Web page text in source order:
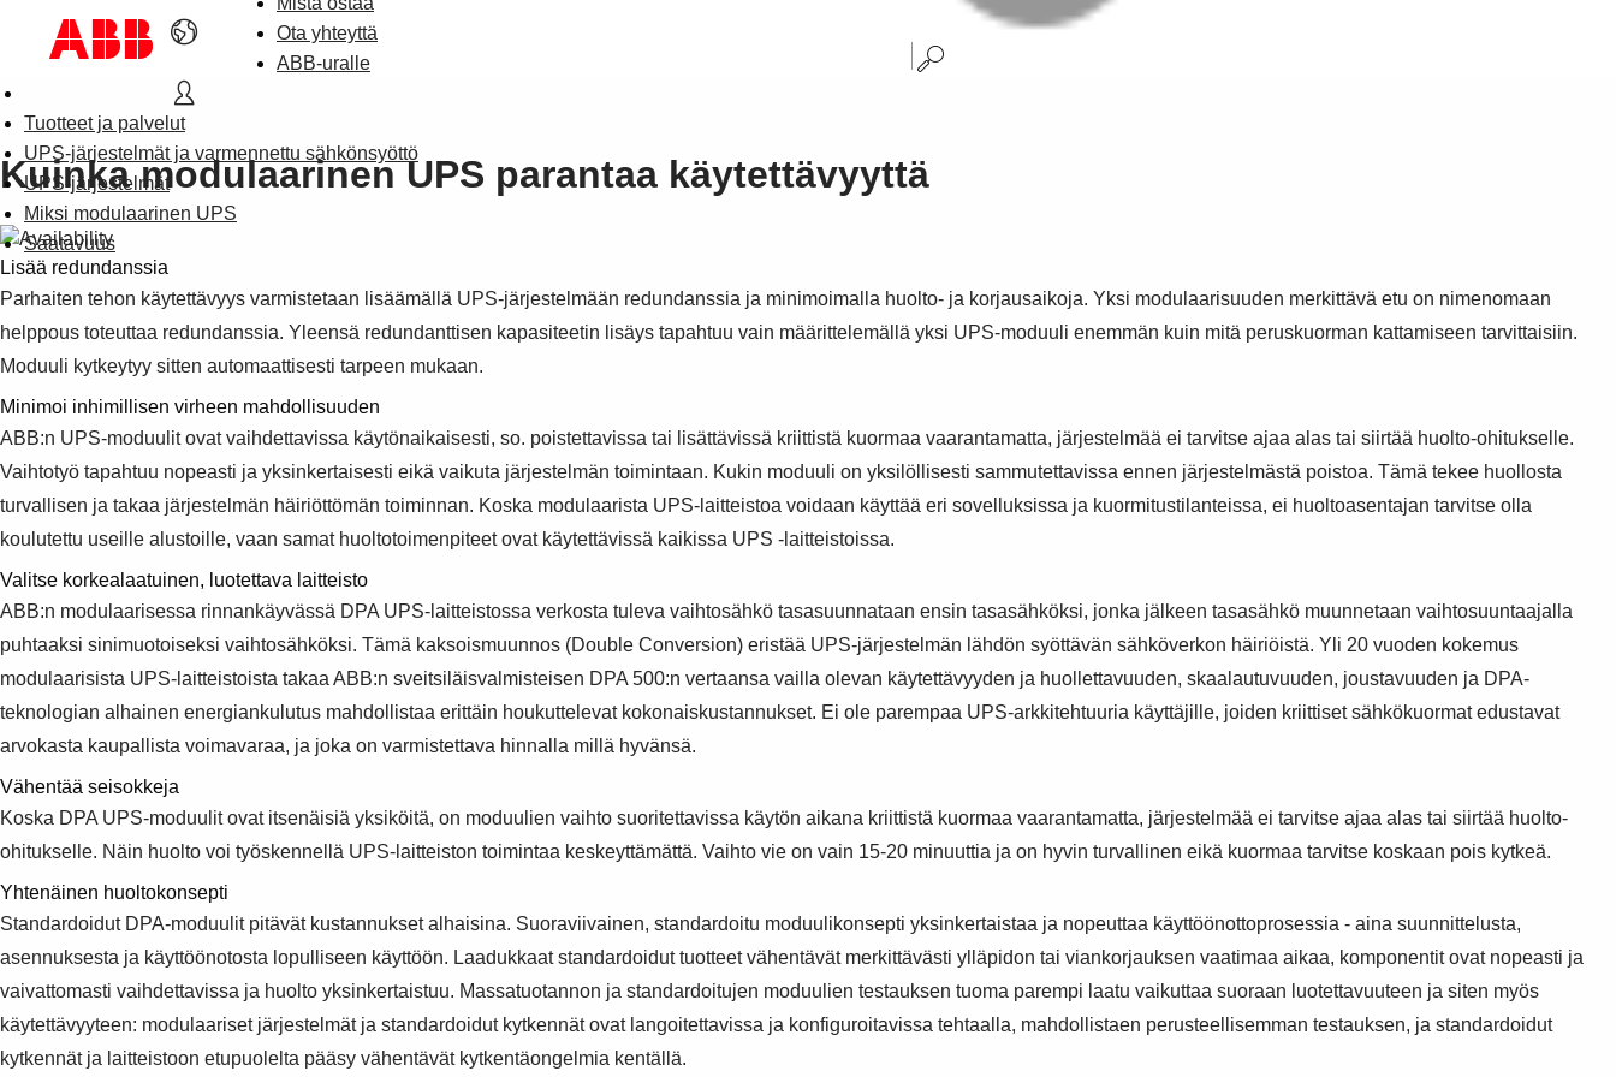
Ota yhteyttä
ABB-uralle
Tuotteet ja palvelut
UPS-järjestelmät ja varmennettu sähkönsyöttö
UPS-järjestelmät
Miksi modulaarinen UPS
Saatavuus
Kuinka modulaarinen UPS parantaa käytettävyyttä
Lisää redundanssia
Parhaiten tehon käytettävyys varmistetaan lisäämällä UPS-järjestelmään redundanssia ja minimoimalla huolto- ja korjausaikoja. Yksi modulaarisuuden merkittävä etu on nimenomaan
helppous toteuttaa redundanssia. Yleensä redundanttisen kapasiteetin lisäys tapahtuu vain määrittelemällä yksi UPS-moduuli enemmän kuin mitä peruskuorman kattamiseen tarvittaisiin.
Moduuli kytkeytyy sitten automaattisesti tarpeen mukaan.
Minimoi inhimillisen virheen mahdollisuuden
ABB:n UPS-moduulit ovat vaihdettavissa käytönaikaisesti, so. poistettavissa tai lisättävissä kriittistä kuormaa vaarantamatta, järjestelmää ei tarvitse ajaa alas tai siirtää huolto-ohitukselle.
Vaihtotyö tapahtuu nopeasti ja yksinkertaisesti eikä vaikuta järjestelmän toimintaan. Kukin moduuli on yksilöllisesti sammutettavissa ennen järjestelmästä poistoa. Tämä tekee huollosta
turvallisen ja takaa järjestelmän häiriöttömän toiminnan. Koska modulaarista UPS-laitteistoa voidaan käyttää eri sovelluksissa ja kuormitustilanteissa, ei huoltoasentajan tarvitse olla
koulutettu useille alustoille, vaan samat huoltotoimenpiteet ovat käytettävissä kaikissa UPS -laitteistoissa.
Valitse korkealaatuinen, luotettava laitteisto
ABB:n modulaarisessa rinnankäyvässä DPA UPS-laitteistossa verkosta tuleva vaihtosähkö tasasuunnataan ensin tasasähköksi, jonka jälkeen tasasähkö muunnetaan vaihtosuuntaajalla
puhtaaksi sinimuotoiseksi vaihtosähköksi. Tämä kaksoismuunnos (Double Conversion) eristää UPS-järjestelmän lähdön syöttävän sähköverkon häiriöistä. Yli 20 vuoden kokemus
modulaarisista UPS-laitteistoista takaa ABB:n sveitsiläisvalmisteisen DPA 500:n vertaansa vailla olevan käytettävyyden ja huollettavuuden, skaalautuvuuden, joustavuuden ja DPA-
teknologian alhainen energiankulutus mahdollistaa erittäin houkuttelevat kokonaiskustannukset. Ei ole parempaa UPS-arkkitehtuuria käyttäjille, joiden kriittiset sähkökuormat edustavat
arvokasta kaupallista voimavaraa, ja joka on varmistettava hinnalla millä hyvänsä.
Vähentää seisokkeja
Koska DPA UPS-moduulit ovat itsenäisiä yksiköitä, on moduulien vaihto suoritettavissa käytön aikana kriittistä kuormaa vaarantamatta, järjestelmää ei tarvitse ajaa alas tai siirtää huolto-
ohitukselle. Näin huolto voi työskennellä UPS-laitteiston toimintaa keskeyttämättä. Vaihto vie on vain 15-20 minuuttia ja on hyvin turvallinen eikä kuormaa tarvitse koskaan pois kytkeä.
Yhtenäinen huoltokonsepti
Standardoidut DPA-moduulit pitävät kustannukset alhaisina. Suoraviivainen, standardoitu moduulikonsepti yksinkertaistaa ja nopeuttaa käyttöönottoprosessia - aina suunnittelusta,
asennuksesta ja käyttöönotosta lopulliseen käyttöön. Laadukkaat standardoidut tuotteet vähentävät merkittävästi ylläpidon tai viankorjauksen vaatimaa aikaa, komponentit ovat nopeasti ja
vaivattomasti vaihdettavissa ja huolto yksinkertaistuu. Massatuotannon ja standardoitujen moduulien testauksen tuoma parempi laatu vaikuttaa suoraan luotettavuuteen ja siten myös
käytettävyyteen: modulaariset järjestelmät ja standardoidut kytkennät ovat langoitettavissa ja konfiguroitavissa tehtaalla, mahdollistaen perusteellisemman testauksen, ja standardoidut
kytkennät ja laitteistoon etupuolelta pääsy vähentävät kytkentäongelmia kentällä.